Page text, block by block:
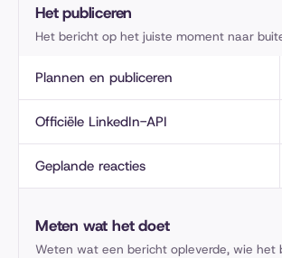
Het publiceren
Het bericht op het juiste moment naar
Plannen en publiceren
Officiële LinkedIn-API
Geplande reacties
Meten wat het doet
Weten wat een bericht opleverde, wie het